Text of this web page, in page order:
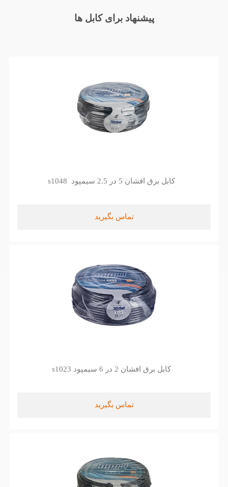
پیشنهاد برای کابل ها
کابل برق افشان 5 در 2.5 سیمپود s1048
تماس بگیرید
کابل برق افشان 2 در 6 سیمپود s1023
تماس بگیرید